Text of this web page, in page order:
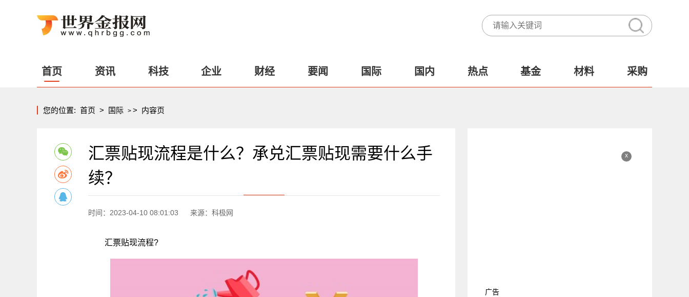
首页 资讯 科技 企业 财经 要闻 国际 国内 热点 基金 材料 采购
您的位置: 首页 > 国际 > > 内容页
汇票贴现流程是什么？承兑汇票贴现需要什么手
续？
时间：2023-04-10 08:01:03 来源：科极网
汇票贴现流程?
x
广告